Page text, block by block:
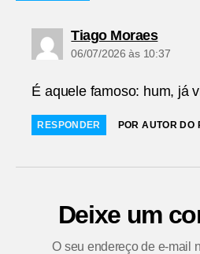
Tiago Moraesdiz:
06/07/2026 às 10:37
É aquele famoso: hum, já
RESPONDER POR AUTOR DO
Deixe um
O seu endereço de e-mail